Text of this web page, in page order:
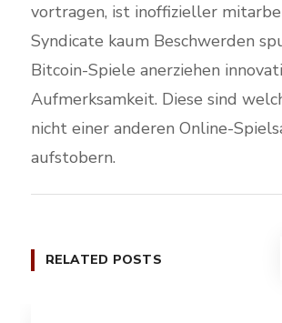
vortragen, ist inoffizieller
Syndicate kaum Beschwerden
Bitcoin-Spiele anerziehen
Aufmerksamkeit. Diese sind
nicht einer anderen Online-
aufstobern.
RELATED POSTS